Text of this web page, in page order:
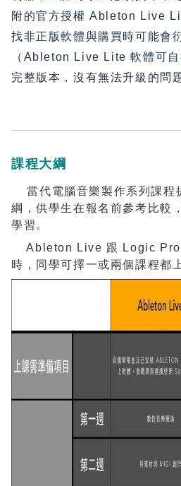
附的官方授權 Ableton Live
找非正版軟體與購買時可能會
（Ableton Live Lite 軟體可
完整版本，沒有無法升級的問
課程大綱
當代電腦音樂製作系列課程
綱，供學生在報名前參考比較
學習。
Ableton Live 跟 Logic Pro
時，同學可擇一或兩個課程都